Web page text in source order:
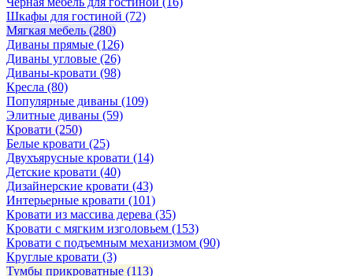
Шкафы для гостиной (72)
Мягкая мебель (280)
Диваны прямые (126)
Диваны угловые (26)
Диваны-кровати (98)
Кресла (80)
Популярные диваны (109)
Элитные диваны (59)
Кровати (250)
Белые кровати (25)
Двухъярусные кровати (14)
Детские кровати (40)
Дизайнерские кровати (43)
Интерьерные кровати (101)
Кровати из массива дерева (35)
Кровати с мягким изголовьем (153)
Кровати с подъемным механизмом (90)
Круглые кровати (3)
Тумбы прикроватные (113)